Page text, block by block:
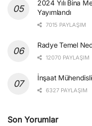
2024 Yılı Bina
Yayımlandı
7015 PAYLAŞIM
Radye Temel
12070 PAYLAŞIM
İnşaat
6327 PAYLAŞIM
Son Yorumlar